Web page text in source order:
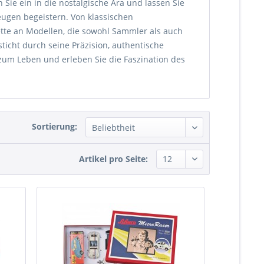
ein in die nostalgische Ära und lassen Sie
begeistern. Von klassischen
an Modellen, die sowohl Sammler als auch
durch seine Präzision, authentische
Leben und erleben Sie die Faszination des
Sortierung:
Artikel pro Seite: